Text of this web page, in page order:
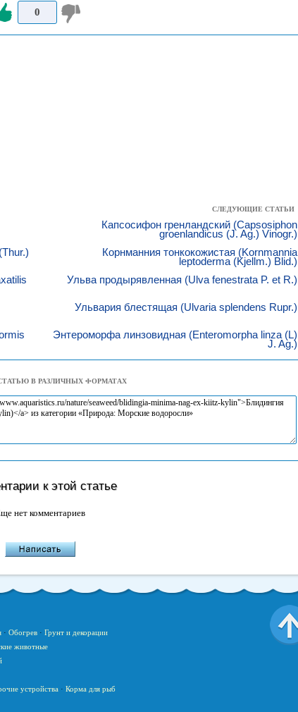
0
СЛЕДУЮЩИЕ СТАТЬИ
Капсосифон гренландский (Capsosiphon
groenlandicus (J. Ag.) Vinogr.)
Корнманния тонкокожистая (Kornmannia
leptoderma (Kjellm.) Blid.)
Ульва продырявленная (Ulva fenestrata P. et R.)
Ульвария блестящая (Ulvaria splendens Rupr.)
Энтероморфа линзовидная (Enteromorpha linza (L)
J. Ag.)
В РАЗЛИЧНЫХ ФОРМАТАХ
к этой статье
нет комментариев
· Обогрев· Грунт и декорации
животные
устройства· Корма для рыб